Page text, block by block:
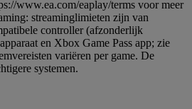
www.ea.com/eaplay/terms voor meer
streaminglimieten zijn van
controller (afzonderlijk
en Xbox Game Pass app; zie
variëren per game. De
systemen.